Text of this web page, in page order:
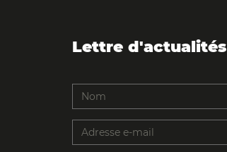
Lettre d'actualités